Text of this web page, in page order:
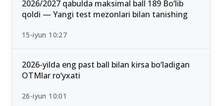
25-iyul 16:55
2026/2027 qabulda maksimal ball 189 Bo‘lib
qoldi — Yangi test mezonlari bilan tanishing
15-iyun 10:27
2026-yilda eng past ball bilan kirsa bo‘ladigan